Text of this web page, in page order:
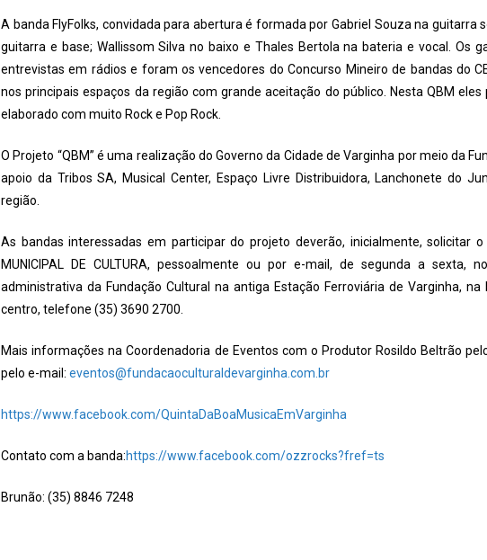
A banda FlyFolks, convidada para abertura é formada por Gabriel Souza na guitarra
guitarra e base; Wallissom Silva no baixo e Thales Bertola na bateria e vocal. Os
entrevistas em rádios e foram os vencedores do Concurso Mineiro de bandas do
nos principais espaços da região com grande aceitação do público. Nesta QBM
elaborado com muito Rock e Pop Rock.
O Projeto “QBM” é uma realização do Governo da Cidade de Varginha por meio da
apoio da Tribos SA, Musical Center, Espaço Livre Distribuidora, Lanchonete do
região.
As bandas interessadas em participar do projeto deverão, inicialmente, solicitar
MUNICIPAL DE CULTURA, pessoalmente ou por e-mail, de segunda a sexta,
administrativa da Fundação Cultural na antiga Estação Ferroviária de Varginha, na
centro, telefone (35) 3690 2700.
Mais informações na Coordenadoria de Eventos com o Produtor Rosildo Beltrão
pelo e-mail: eventos@fundacaoculturaldevarginha.com.br
https://www.facebook.com/QuintaDaBoaMusicaEmVarginha
Contato com a banda:https://www.facebook.com/ozzrocks?fref=ts
Brunão: (35) 8846 7248